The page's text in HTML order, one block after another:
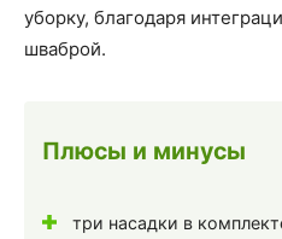
уборку, благодаря
шваброй.
Плюсы и минусы
три насадки в